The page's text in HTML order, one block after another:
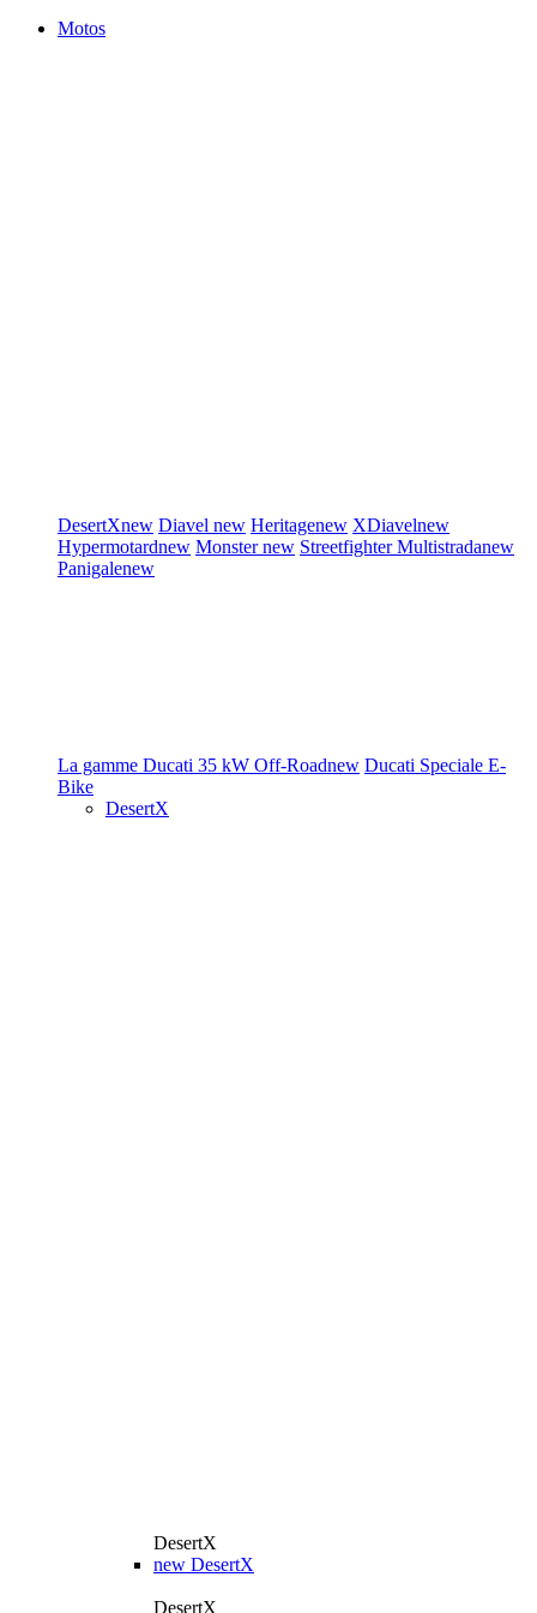
Motos
DesertXnew Diavel new Heritagenew XDiavelnew
Hypermotardnew Monsternew StreetfighterMultistradanew
Panigalenew
La gamme Ducati 35 kW Off-Roadnew Ducati Speciale E-
Bike
DesertX
DesertX
new DesertX
DesertX